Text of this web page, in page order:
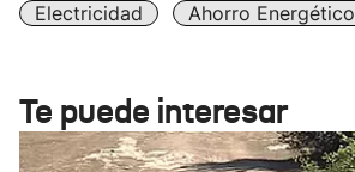
Electricidad
Ahorro Energético
Te puede interesar